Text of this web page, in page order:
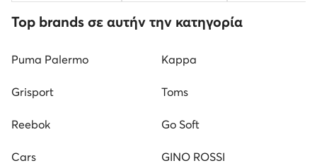
Top brands σε αυτήν την κατηγορία
Puma Palermo Kappa
Grisport Toms
Reebok Go Soft
Cars GINO ROSSI